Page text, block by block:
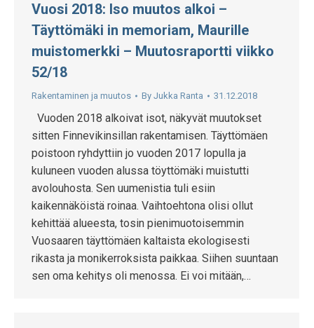
Vuosi 2018: Iso muutos alkoi –
Täyttömäki in memoriam, Maurille
muistomerkki – Muutosraportti viikko
52/18
Rakentaminen ja muutos By Jukka Ranta 31.12.2018
Vuoden 2018 alkoivat isot, näkyvät muutokset
sitten Finnevikinsillan rakentamisen. Täyttömäen
poistoon ryhdyttiin jo vuoden 2017 lopulla ja
kuluneen vuoden alussa töyttömäki muistutti
avolouhosta. Sen uumenistia tuli esiin
kaikennäköistä roinaa. Vaihtoehtona olisi ollut
kehittää alueesta, tosin pienimuotoisemmin
Vuosaaren täyttömäen kaltaista ekologisesti
rikasta ja monikerroksista paikkaa. Siihen suuntaan
sen oma kehitys oli menossa. Ei voi mitään,…